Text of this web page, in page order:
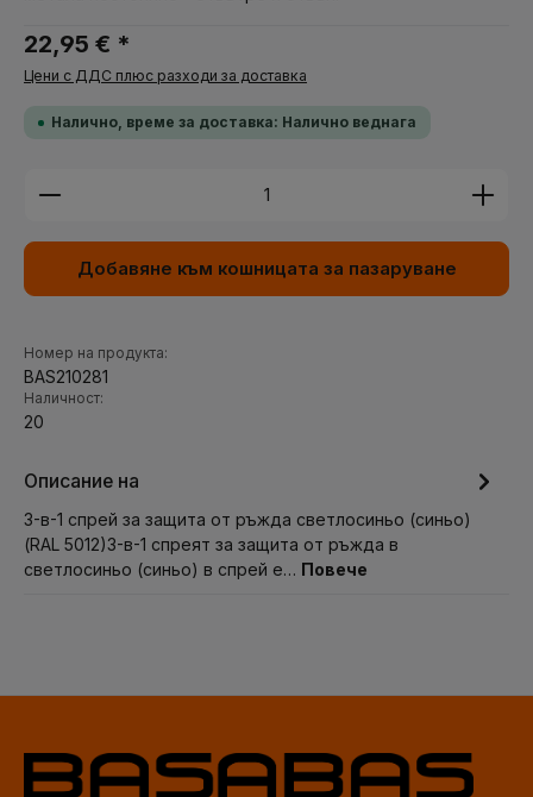
22,95 € *
Цени с ДДС плюс разходи за доставка
Налично, време за доставка: Налично веднага
Количество на продукта: Въведете желаната
Добавяне към кошницата за пазаруване
Номер на продукта:
BAS210281
Наличност:
20
Описание на
3-в-1 спрей за защита от ръжда светлосиньо (синьо)
(RAL 5012)3-в-1 спреят за защита от ръжда в
светлосиньо (синьо) в спрей е… Повече